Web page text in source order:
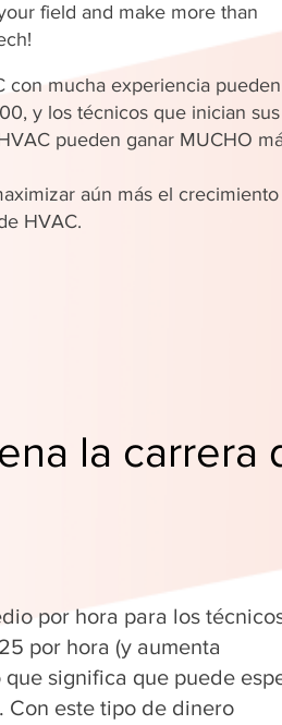
field and make more than
con mucha experiencia pueden
y los técnicos que inician sus
pueden ganar MUCHO
aún más el crecimiento
HVAC.
la carrera
por hora para los
por hora (y aumenta
que significa que puede
Con este tipo de dinero